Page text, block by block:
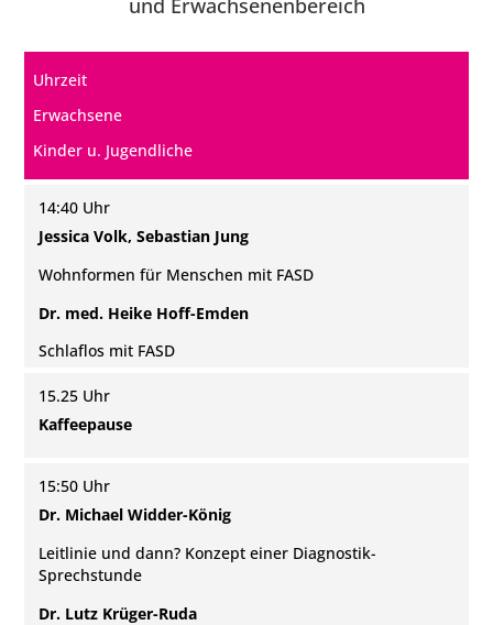
und Erwachsenenbereich
Uhrzeit
Erwachsene
Kinder u. Jugendliche
14:40 Uhr
Jessica Volk, Sebastian Jung
Wohnformen für Menschen mit FASD
Dr. med. Heike Hoff-Emden
Schlaflos mit FASD
15.25 Uhr
Kaffeepause
15:50 Uhr
Dr. Michael Widder-König
Leitlinie und dann? Konzept einer Diagnostik-
Sprechstunde
Dr. Lutz Krüger-Ruda